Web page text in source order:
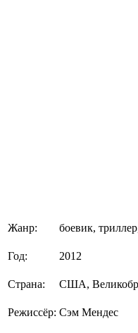
Жанр: боевик,
Год: 2012
Страна: США,
Режиссёр: Сэм Мендес